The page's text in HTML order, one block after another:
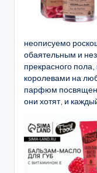
неописуемо
обаятельным и
прекрасного
королевами на
парфюм посвящен
они хотят, и